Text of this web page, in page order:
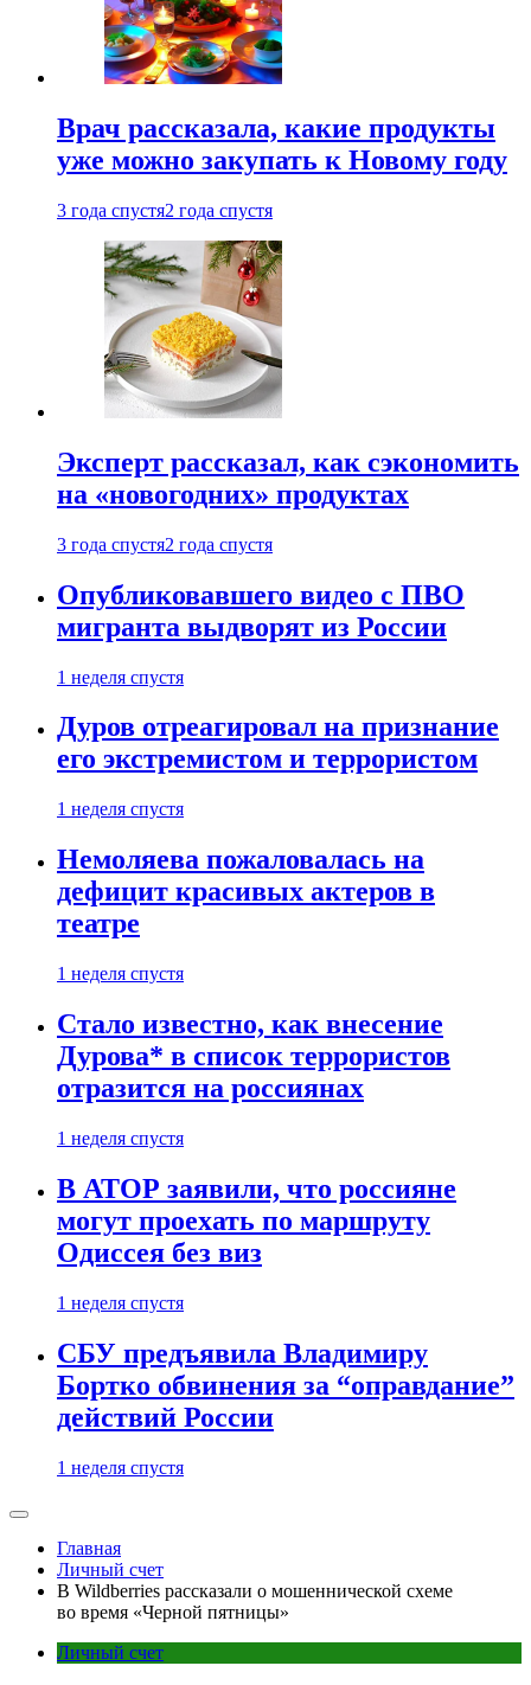
Врач рассказала, какие продукты
уже можно закупать к Новому году
3 года спустя2 года спустя
Эксперт рассказал, как сэкономить
на «новогодних» продуктах
3 года спустя2 года спустя
Опубликовавшего видео с ПВО
мигранта выдворят из России
1 неделя спустя
Дуров отреагировал на признание
его экстремистом и террористом
1 неделя спустя
Немоляева пожаловалась на
дефицит красивых актеров в
театре
1 неделя спустя
Стало известно, как внесение
Дурова* в список террористов
отразится на россиянах
1 неделя спустя
В АТОР заявили, что россияне
могут проехать по маршруту
Одиссея без виз
1 неделя спустя
СБУ предъявила Владимиру
Бортко обвинения за “оправдание”
действий России
1 неделя спустя
Главная
Личный счет
В Wildberries рассказали о мошеннической схеме
во время «Черной пятницы»
Личный счет